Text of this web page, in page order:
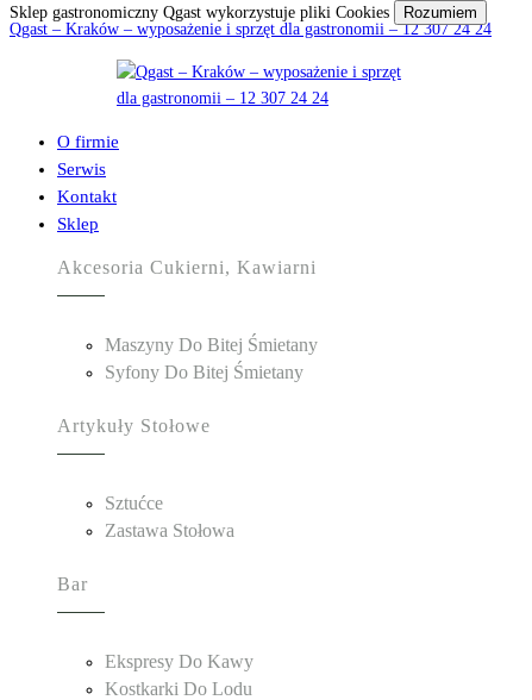
Qgast – Kraków – wyposażenie i sprzęt dla gastronomii – 12 307 24 24
O firmie
Serwis
Kontakt
Sklep
Akcesoria Cukierni, Kawiarni
Maszyny Do Bitej Śmietany
Syfony Do Bitej Śmietany
Artykuły Stołowe
Sztućce
Zastawa Stołowa
Bar
Ekspresy Do Kawy
Kostkarki Do Lodu
Sklep gastronomiczny Qgast wykorzystuje pliki Cookies Rozumiem